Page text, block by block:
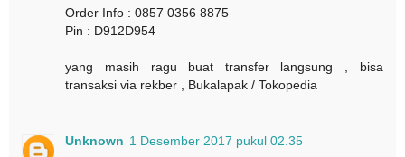
Order Info : 0857 0356 8875
Pin : D912D954
yang masih ragu buat transfer langsung , bisa
transaksi via rekber , Bukalapak / Tokopedia
Unknown 1 Desember 2017 pukul 02.35